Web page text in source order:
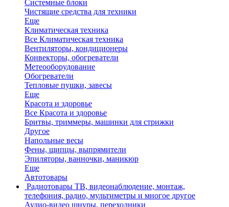
Системные блоки
Чистящие средства для техники
Еще
Климатическая техника
Все Климатическая техника
Вентиляторы, кондиционеры
Конвекторы, обогреватели
Метеооборудование
Обогреватели
Тепловые пушки, завесы
Еще
Красота и здоровье
Все Красота и здоровье
Бритвы, триммеры, машинки для стрижки
Другое
Напольные весы
Фены, щипцы, выпрямители
Эпиляторы, ванночки, маникюр
Еще
Автотовары
Радиотовары ТВ, видеонаблюдение, монтаж,
телефония, радио, мультиметры и многое другое
Аудио-видео шнуры, переходники